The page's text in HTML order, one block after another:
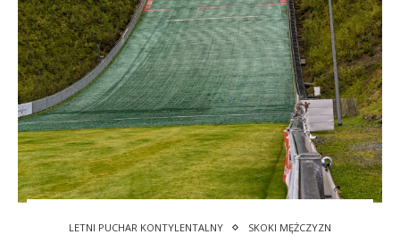
LETNI PUCHAR KONTYLENTALNY SKOKI MĘŻCZYZN